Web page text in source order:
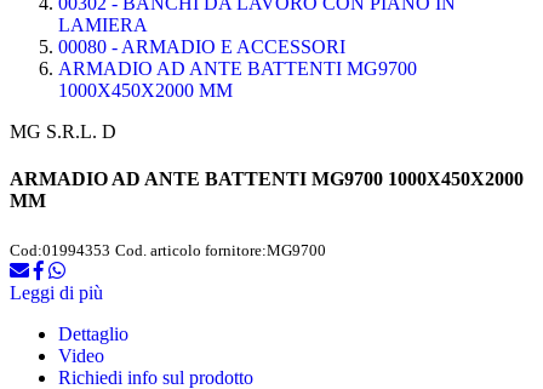
LAMIERA
00080 - ARMADIO E ACCESSORI
ARMADIO AD ANTE BATTENTI MG9700
1000X450X2000 MM
MG S.R.L. D
ARMADIO AD ANTE BATTENTI MG9700 1000X450X2000
MM
Cod:01994353 Cod. articolo fornitore:MG9700
Leggi di più
Dettaglio
Video
Richiedi info sul prodotto